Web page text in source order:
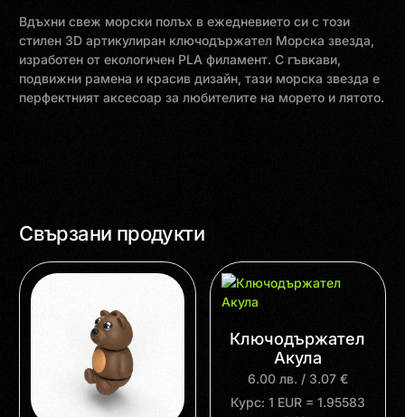
Вдъхни свеж морски полъх в ежедневието си с този
стилен 3D артикулиран ключодържател Морска звезда,
изработен от екологичен PLA филамент. С гъвкави,
подвижни рамена и красив дизайн, тази морска звезда е
перфектният аксесоар за любителите на морето и лятото.
Свързани продукти
Ключодържател
Акула
6.00 лв. / 3.07 €
Курс: 1 EUR = 1.95583